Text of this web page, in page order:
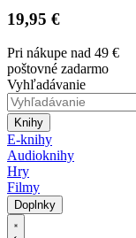
19,95 €
Pri nákupe nad 49 €
poštovné zadarmo
Vyhľadávanie
Knihy
E-knihy
Audioknihy
Hry
Filmy
Doplnky